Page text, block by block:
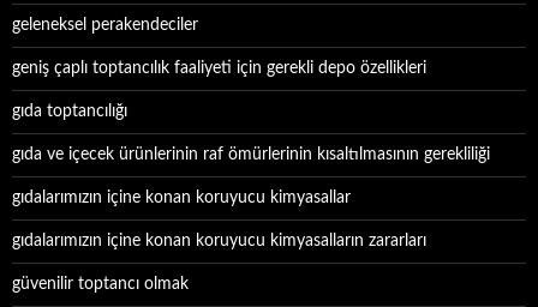
geleneksel perakendeciler
geniş çaplı toptancılık faaliyeti için gerekli depo özellikleri
gıda toptancılığı
gıda ve içecek ürünlerinin raf ömürlerinin kısaltılmasının gerekliliği
gıdalarımızın içine konan koruyucu kimyasallar
gıdalarımızın içine konan koruyucu kimyasalların zararları
güvenilir toptancı olmak